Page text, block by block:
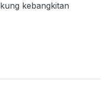
kebangkitan